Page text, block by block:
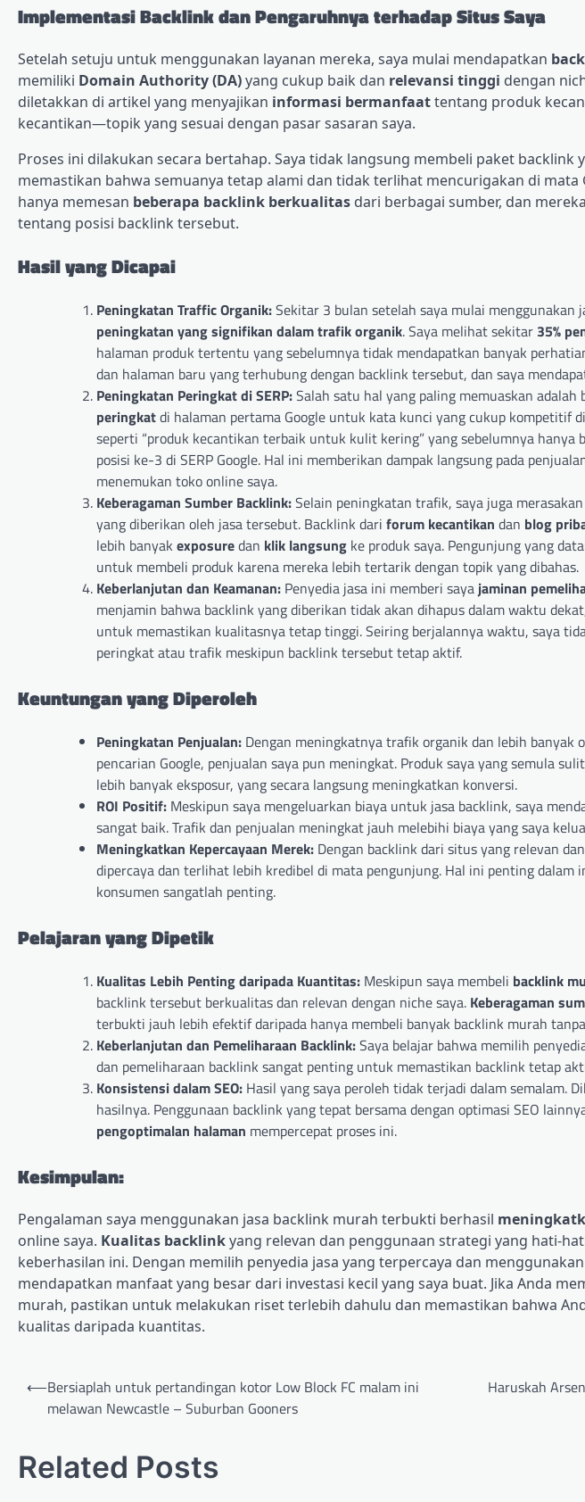
Implementasi Backlink dan Pengaruhnya terhadap Situs Saya
Setelah setuju untuk menggunakan layanan mereka, saya mulai mendapatkan
memiliki Domain Authority (DA)yang cukup baik dan relevansi tinggi dengan
diletakkan di artikel yang menyajikan informasi bermanfaattentang produk
kecantikan—topik yang sesuai dengan pasar sasaran saya.
Proses ini dilakukan secara bertahap. Saya tidak langsung membeli paket backlink
memastikan bahwa semuanya tetap alami dan tidak terlihat mencurigakan di mata
hanya memesan beberapa backlink berkualitas dari berbagai sumber, dan
tentang posisi backlink tersebut.
Hasil yang Dicapai
Peningkatan Traffic Organik:Sekitar 3 bulan setelah saya mulai menggunakan
peningkatan yang signifikan dalam trafik organik. Saya melihat sekitar 35%
halaman produk tertentu yang sebelumnya tidak mendapatkan banyak
dan halaman baru yang terhubung dengan backlink tersebut, dan saya
Peningkatan Peringkat di SERP:Salah satu hal yang paling memuaskan adalah
peringkatdi halaman pertama Google untuk kata kunci yang cukup kompetitif
seperti “produk kecantikan terbaik untuk kulit kering” yang sebelumnya hanya
posisi ke-3 di SERP Google. Hal ini memberikan dampak langsung pada
menemukan toko online saya.
Keberagaman Sumber Backlink:Selain peningkatan trafik, saya juga
yang diberikan oleh jasa tersebut. Backlink dari forum kecantikan dan blog
lebih banyak exposuredan klik langsung ke produk saya. Pengunjung yang
untuk membeli produk karena mereka lebih tertarik dengan topik yang dibahas.
Keberlanjutan dan Keamanan: Penyedia jasa ini memberi saya jaminan
menjamin bahwa backlink yang diberikan tidak akan dihapus dalam waktu
untuk memastikan kualitasnya tetap tinggi. Seiring berjalannya waktu, saya
peringkat atau trafik meskipun backlink tersebut tetap aktif.
Keuntungan yang Diperoleh
Peningkatan Penjualan: Dengan meningkatnya trafik organik dan lebih banyak
pencarian Google, penjualan saya pun meningkat. Produk saya yang semula
lebih banyak eksposur, yang secara langsung meningkatkan konversi.
ROI Positif: Meskipun saya mengeluarkan biaya untuk jasa backlink, saya
sangat baik. Trafik dan penjualan meningkat jauh melebihi biaya yang saya
Meningkatkan Kepercayaan Merek: Dengan backlink dari situs yang relevan
dipercaya dan terlihat lebih kredibel di mata pengunjung. Hal ini penting dalam
konsumen sangatlah penting.
Pelajaran yang Dipetik
Kualitas Lebih Penting daripada Kuantitas: Meskipun saya membeli backlink
backlink tersebut berkualitas dan relevan dengan niche saya. Keberagaman
terbukti jauh lebih efektif daripada hanya membeli banyak backlink murah
Keberlanjutan dan Pemeliharaan Backlink:Saya belajar bahwa memilih
dan pemeliharaan backlink sangat penting untuk memastikan backlink tetap
Konsistensi dalam SEO: Hasil yang saya peroleh tidak terjadi dalam semalam.
hasilnya. Penggunaan backlink yang tepat bersama dengan optimasi SEO
pengoptimalan halaman mempercepat proses ini.
Kesimpulan:
Pengalaman saya menggunakan jasa backlink murah terbukti berhasil
online saya. Kualitas backlinkyang relevan dan penggunaan strategi yang hati-
keberhasilan ini. Dengan memilih penyedia jasa yang terpercaya dan menggunakan
mendapatkan manfaat yang besar dari investasi kecil yang saya buat. Jika Anda
murah, pastikan untuk melakukan riset terlebih dahulu dan memastikan bahwa
kualitas daripada kuantitas.
Post
navigation
⟵Bersiaplah untuk pertandingan kotor Low Block FC malam ini
melawan Newcastle – Suburban Gooners
Haruskah
Related Posts